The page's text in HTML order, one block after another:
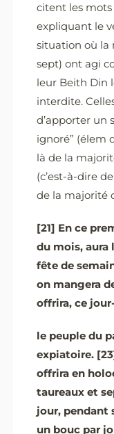
citent les
expliquant le
situation où la
sept) ont agi
leur Beith Din
interdite.
d’apporter un
ignoré” (élem
là de la
(c’est-à-dire
de la majorité
[21] En ce
du mois, aura
fête de
on mangera
offrira, ce
le peuple du
expiatoire.
offrira en
taureaux et
jour, pendant
un bouc par